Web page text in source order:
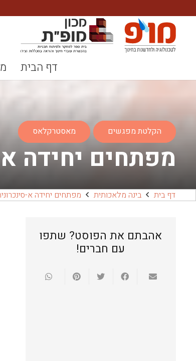
דף הבית
הקלטת מפגשים מאסטרקלאס
מפתחים יחידה
דף בית בינה מלאכותית מפתחים יחידה א-
אהבתם את הפוסט? שתפו
עם חברים!